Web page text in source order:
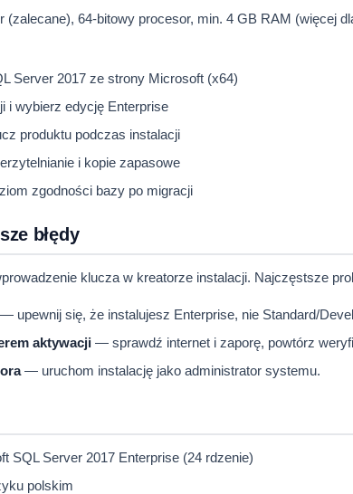
(zalecane), 64-bitowy procesor, min. 4 GB RAM (więcej
Server 2017 ze strony Microsoft (x64)
i wybierz edycję Enterprise
produktu podczas instalacji
i kopie zapasowe
zgodności bazy po migracji
błędy
klucza w kreatorze instalacji. Najczęstsze
— upewnij się, że instalujesz Enterprise, nie Standard/
aktywacji — sprawdź internet i zaporę, powtórz
— uruchom instalację jako administrator systemu.
SQL Server 2017 Enterprise (24 rdzenie)
polskim